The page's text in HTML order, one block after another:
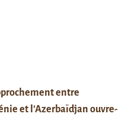
entre
et l’Azerbaïdjan ouvre-